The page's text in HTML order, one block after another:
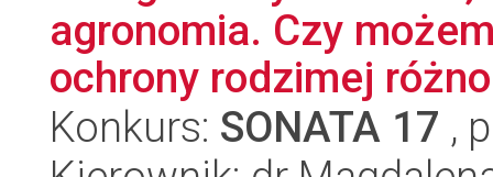
agronomia. Czy
ochrony rodzimej
Konkurs: SONATA 17 ,